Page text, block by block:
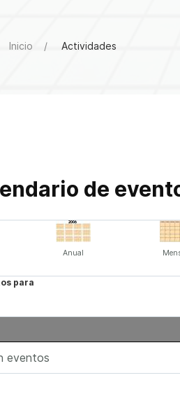
Inicio Actividades
de
Anual
para
eventos